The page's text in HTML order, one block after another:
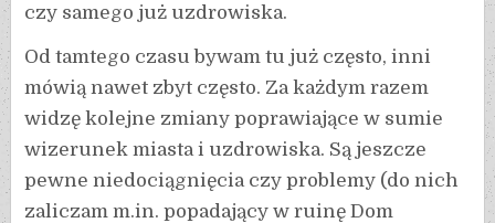
czy samego już uzdrowiska.
Od tamtego czasu bywam tu już często, inni
mówią nawet zbyt często. Za każdym razem
widzę kolejne zmiany poprawiające w sumie
wizerunek miasta i uzdrowiska. Są jeszcze
pewne niedociągnięcia czy problemy (do nich
zaliczam m.in. popadający w ruinę Dom